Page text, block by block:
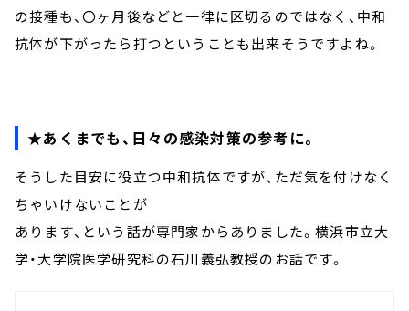
の接種も、〇ヶ月後などと一律に区切るのではなく、中和
抗体が下がったら打つということも出来そうですよね。
★あくまでも、日々の感染対策の参考に。
そうした目安に役立つ中和抗体ですが、ただ気を付けなく
ちゃいけないことが
あります、という話が専門家からありました。横浜市立大
学・大学院医学研究科の石川義弘教授のお話です。